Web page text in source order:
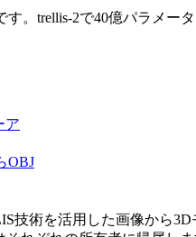
。trellis-2で40億パラメー
ア
OBJ
技術を活用した画像から